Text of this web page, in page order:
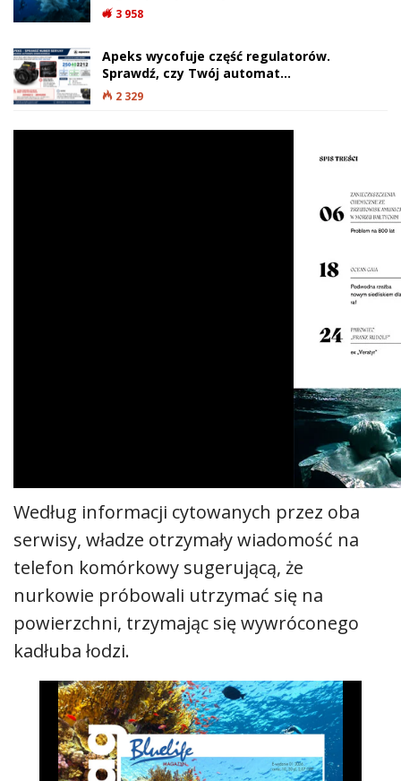
3 958
Apeks wycofuje część regulatorów.
Sprawdź, czy Twój automat…
2 329
Według informacji cytowanych przez oba
serwisy, władze otrzymały wiadomość na
telefon komórkowy sugerującą, że
nurkowie próbowali utrzymać się na
powierzchni, trzymając się wywróconego
kadłuba łodzi.